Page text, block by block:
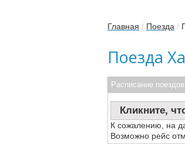
Главная / Поезда /
Поезда
Расписание поездов
Кликните,
К сожалению, на
Возможно рейс